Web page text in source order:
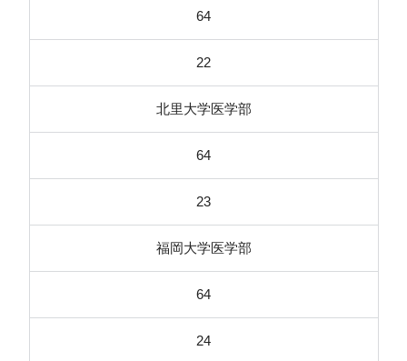
64
22
北里大学医学部
64
23
福岡大学医学部
64
24